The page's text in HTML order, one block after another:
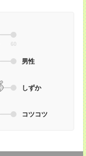
60
男性
しずか
コツコツ